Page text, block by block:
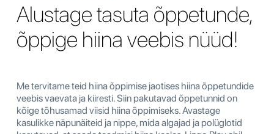
Alustage tasuta õppetunde,
õppige hiina veebis nüüd!
Me tervitame teid hiina õppimise jaotises hiina õppetundide
veebis vaevata ja kiiresti. Siin pakutavad õppetunnid on
kõige tõhusamad viisid hiina õppimiseks. Avastage
kasulikke näpunäiteid ja nippe, mida algajad ja polüglotid